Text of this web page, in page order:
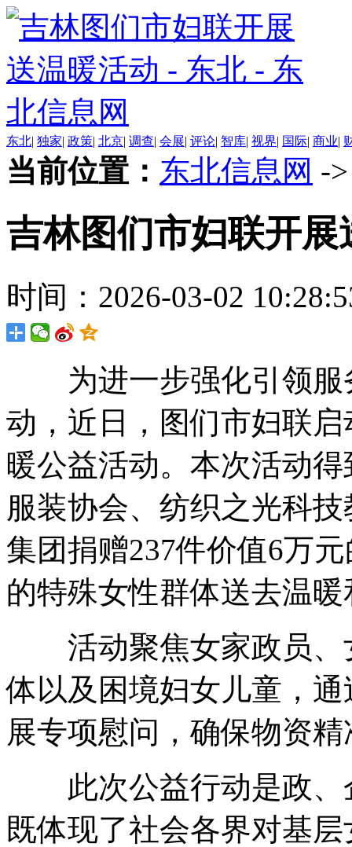
东北| 独家| 政策| 北京| 调查| 会展| 评论| 智库| 视界| 国际| 商业|
当前位置： 东北信息网 -
吉林图们市妇联开展
时间：2026-03-02
为进一步强化引领服
动，近日，图们市妇联启
暖公益活动。本次活动
服装协会、纺织之光科
集团捐赠237件价值6万
的特殊女性群体送去温
活动聚焦女家政员、
体以及困境妇女儿童，
展专项慰问，确保物资
此次公益行动是政、
既体现了社会各界对基